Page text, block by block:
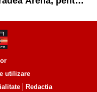
în sală
utilizare
Redactia